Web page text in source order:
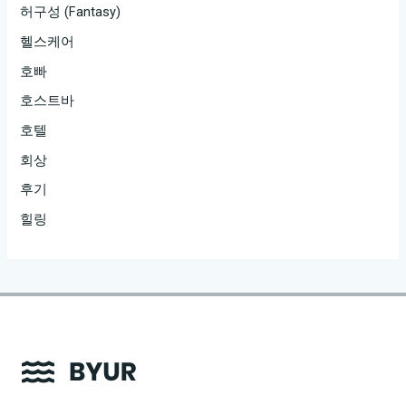
허구성 (Fantasy)
헬스케어
호빠
호스트바
호텔
회상
후기
힐링